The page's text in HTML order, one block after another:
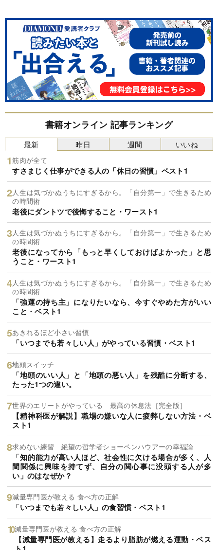
書籍オンライン 記事ランキング
最新
筋肉が全て
すさまじく仕事ができる人の「休日の習慣」ベスト1
人生は気づかぬうちにすぎるから。「自分第一」で生きるため
の時間術
老後にダントツで後悔すること・ワースト1
人生は気づかぬうちにすぎるから。「自分第一」で生きるため
の時間術
老後になってから「もっと早くしておけばよかった」と思
うこと・ワースト1
人生は気づかぬうちにすぎるから。「自分第一」で生きるため
の時間術
「強運の持ち主」になりたいなら、今すぐやめた方がいい
こと・ベスト1
あきれるほど小さい習慣
「いつまでも若々しい人」がやっている習慣・ベスト1
地頭スイッチ
「地頭のいい人」と「地頭の悪い人」を残酷に分断する、
たった1つの違い。
世界のエリートがやっている 最高の休息法［完全版］
【精神科医が解説】職場の嫌いな人に疲弊しない方法・ベ
スト1
求めない練習 絶望の哲学者ショーペンハウアーの幸福論
「知的能力が高い人ほど、社会性に欠ける場合が多く、人
間関係に興味を持てず、自分の関心事に没頭する人が多
い」のはなぜか？
減量専門医が教える 食べ方の正解
「いつまでも若々しい人」の食習慣・ベスト1
減量専門医が教える 食べ方の正解
【減量専門医が教える】走るより脂肪が燃える運動・ベス
昨日 週間 いいね